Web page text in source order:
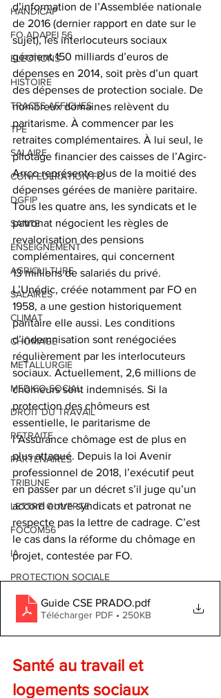
HANDICAP
FO ADAPEI 56
ELECTIONS
HISTOIRE
TRACTS AFFICHES
TPE
SALAIRE
CONFEDERATION FO
DGFIP
SANTE
ENSEIGNEMENT
AGRICULTURE
SALAIRES
CLIMAT
CHÔMAGE
METALLURGIE
MEDICO-SOCIAL
DROIT DU TRAVAIL
RETRAITE
PARTENAIRES
TRIBUNE
LETTRE OUVERTE
FOCOM56
IA
PROTECTION SOCIALE
d’information de l’Assemblée nationale
de 2016 (dernier rapport en date sur le
sujet), les interlocuteurs sociaux
géraient 150 milliards d’euros de
dépenses en 2014, soit près d’un quart
des dépenses de protection sociale. De
nombreux domaines relèvent du
paritarisme. À commencer par les
retraites complémentaires. À lui seul, le
pilotage financier des caisses de l’Agirc-
Arrco représente plus de la moitié des
dépenses gérées de manière paritaire.
Tous les quatre ans, les syndicats et le
patronat négocient les règles de
revalorisation des pensions
complémentaires, qui concernent
13 millions de salariés du privé.
L’Unédic, créée notamment par FO en
1958, a une gestion historiquement
paritaire elle aussi. Les conditions
d’indemnisation sont renégociées
régulièrement par les interlocuteurs
sociaux. Actuellement, 2,6 millions de
chômeurs sont indemnisés. Si la
protection des chômeurs est
essentielle, le paritarisme de
l’Assurance chômage est de plus en
plus attaqué. Depuis la loi Avenir
professionnel de 2018, l’exécutif peut
en passer par un décret s’il juge qu’un
accord entre syndicats et patronat ne
respecte pas la lettre de cadrage. C’est
le cas dans la réforme du chômage en
projet, contestée par FO.
Guide CSE PRADO.pdf
Télécharger PDF • 250KB
Santé au travail et
logements sociaux